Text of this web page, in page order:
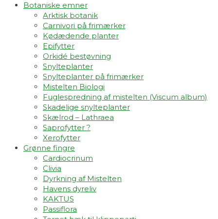
Botaniske emner
Arktisk botanik
Carnivori på frimærker
Kødædende planter
Epifytter
Orkidé bestøvning
Snylteplanter
Snylteplanter på frimærker
Mistelten Biologi
Fuglespredning af mistelten (Viscum album)​
Skadelige snylteplanter
Skælrod – Lathraea
Saprofytter ?
Xerofytter
Grønne fingre
Cardiocrinum
Clivia
Dyrkning af Mistelten
Havens dyreliv
KAKTUS
Passiflora